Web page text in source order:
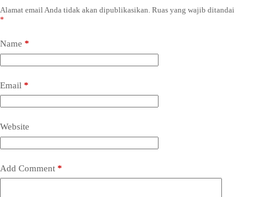
Alamat email Anda tidak akan dipublikasikan. Ruas yang wajib ditandai
*
Name *
Email *
Website
Add Comment *